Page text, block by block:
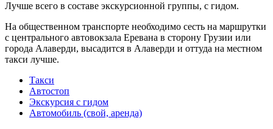
Лучше всего в составе экскурсионной группы, с гидом.
На общественном транспорте необходимо сесть на маршрутки
с центрального автовокзала Еревана в сторону Грузии или
города Алаверди, высадится в Алаверди и оттуда на местном
такси лучше.
Такси
Автостоп
Экскурсия с гидом
Автомобиль (свой, аренда)